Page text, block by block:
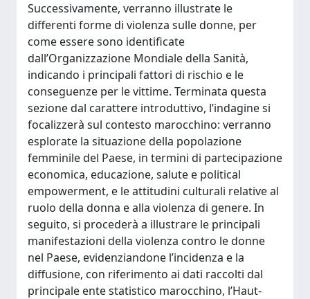
Successivamente, verranno illustrate le
differenti forme di violenza sulle donne, per
come essere sono identificate
dall’Organizzazione Mondiale della Sanità,
indicando i principali fattori di rischio e le
conseguenze per le vittime. Terminata questa
sezione dal carattere introduttivo, l’indagine si
focalizzerà sul contesto marocchino: verranno
esplorate la situazione della popolazione
femminile del Paese, in termini di partecipazione
economica, educazione, salute e political
empowerment, e le attitudini culturali relative al
ruolo della donna e alla violenza di genere. In
seguito, si procederà a illustrare le principali
manifestazioni della violenza contro le donne
nel Paese, evidenziandone l’incidenza e la
diffusione, con riferimento ai dati raccolti dal
principale ente statistico marocchino, l’Haut-